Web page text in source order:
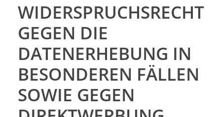
WIDERSPRUCHSRECHT
GEGEN DIE
DATENERHEBUNG IN
BESONDEREN FÄLLEN
SOWIE GEGEN